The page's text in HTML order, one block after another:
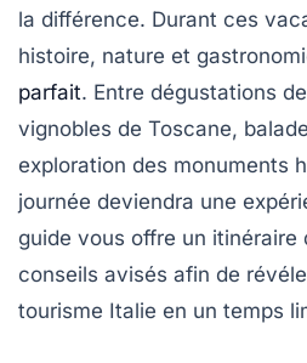
la différence. Durant ces
histoire, nature et
parfait. Entre dégustations
vignobles de Toscane,
exploration des monuments
journée deviendra une
guide vous offre un itinéraire
conseils avisés afin de
tourisme Italie en un temps